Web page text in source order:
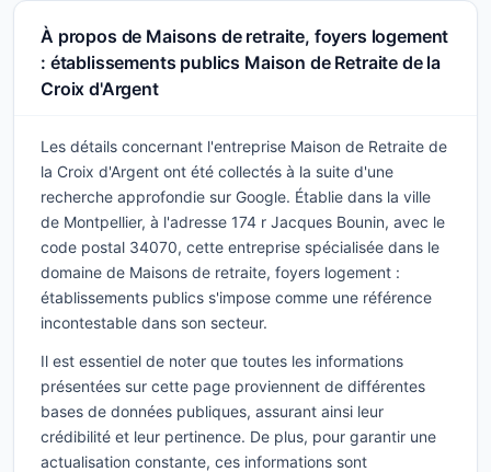
À propos de Maisons de retraite, foyers logement
: établissements publics Maison de Retraite de la
Croix d'Argent
Les détails concernant l'entreprise Maison de Retraite de
la Croix d'Argent ont été collectés à la suite d'une
recherche approfondie sur Google. Établie dans la ville
de Montpellier, à l'adresse 174 r Jacques Bounin, avec le
code postal 34070, cette entreprise spécialisée dans le
domaine de Maisons de retraite, foyers logement :
établissements publics s'impose comme une référence
incontestable dans son secteur.
Il est essentiel de noter que toutes les informations
présentées sur cette page proviennent de différentes
bases de données publiques, assurant ainsi leur
crédibilité et leur pertinence. De plus, pour garantir une
actualisation constante, ces informations sont